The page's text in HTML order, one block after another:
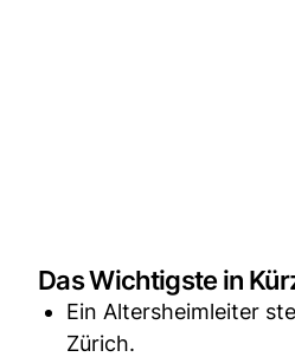
Das Wichtigste in
Ein Altersheimleiter
Zürich.